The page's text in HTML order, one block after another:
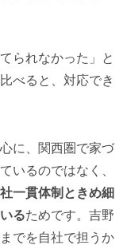
られなかった」と
べると、対応でき
に、関西圏で家づ
いるのではなく、
一貫体制ときめ細
るためです。吉野
でを自社で担うか